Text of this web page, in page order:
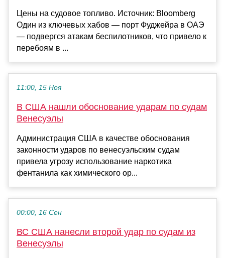
Цены на судовое топливо. Источник: Bloomberg
Один из ключевых хабов — порт Фуджейра в ОАЭ
— подвергся атакам беспилотников, что привело к
перебоям в ...
11:00, 15 Ноя
В США нашли обоснование ударам по судам
Венесуэлы
Администрация США в качестве обоснования
законности ударов по венесуэльским судам
привела угрозу использование наркотика
фентанила как химического ор...
00:00, 16 Сен
ВС США нанесли второй удар по судам из
Венесуэлы